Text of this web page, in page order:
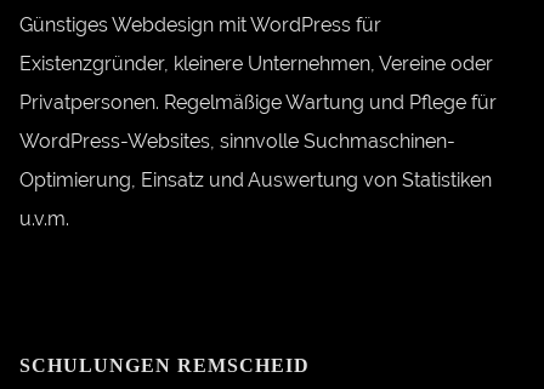
Günstiges Webdesign mit WordPress für
Existenzgründer, kleinere Unternehmen, Vereine oder
Privatpersonen. Regelmäßige Wartung und Pflege für
WordPress-Websites, sinnvolle Suchmaschinen-
Optimierung, Einsatz und Auswertung von Statistiken
u.v.m.
SCHULUNGEN REMSCHEID